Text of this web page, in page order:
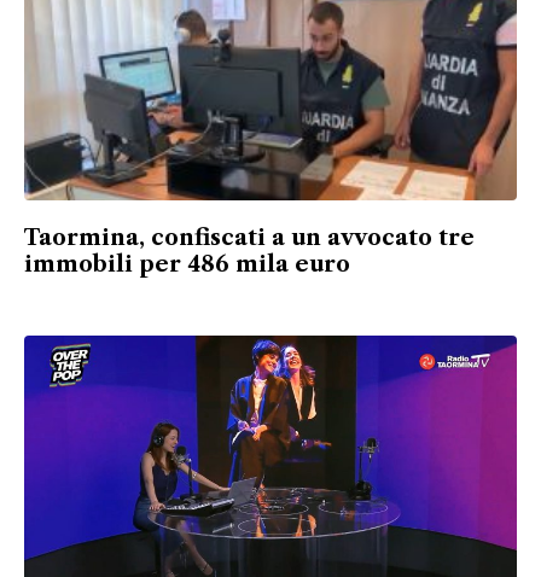
Taormina, confiscati a un avvocato tre
immobili per 486 mila euro